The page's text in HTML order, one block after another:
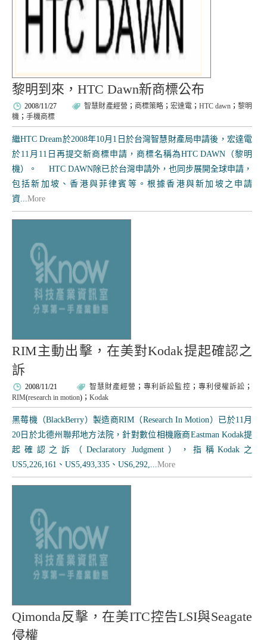
黎明到來，HTC Dawn新商標公布
2008/11/27 智慧財產經營 ； 商標策略； 宏達電 ；HTC dawn ；黎明
機 ； 手機商標
繼HTC Dream於2008年10月1日於台灣智慧財產局申請後，宏達電
於11月11日再提交新商標申請，商標名稱為HTC DAWN（黎明
機）。 HTC DAWN除已於台灣申請外，也同步展開全球申請，
包括新加坡、香港與菲律賓等。根據香港與新加坡之申請
資...More
RIM主動出擊，在美對Kodak提起確認之
訴
2008/11/21 智慧財產經營 ； 專利訴訟監控 ； 專利侵權訴訟 ；
RIM(research in motion)； Kodak
黑莓機（BlackBerry）製造商RIM（Research In Motion）已於11月
20日於北德州聯邦地方法院，針對數位相機廠商Eastman Kodak提
起確認之訴（Declaratory Judgment），指稱Kodak之
US5,226,161、US5,493,335、US6,292,...More
Qimonda反擊，在美ITC控告LSI與Seagate
侵權